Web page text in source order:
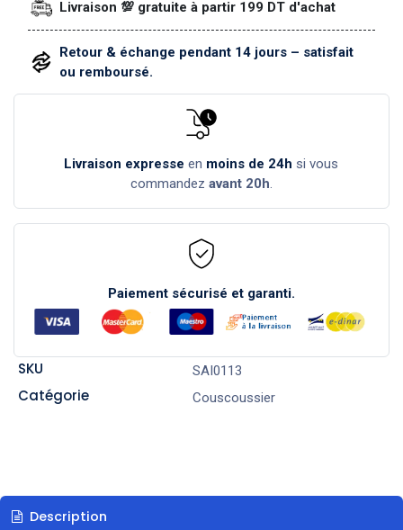
Livraison 💯 gratuite à partir 199 DT d'achat
Retour & échange pendant 14 jours – satisfait
ou remboursé.
Livraison expresse en moins de 24h si vous
commandez avant 20h.
Paiement sécurisé et garanti.
SKU SAI0113
Catégorie Couscoussier
Description